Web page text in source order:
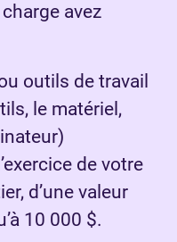
avez
outils de travail
le matériel,
de votre
d’une valeur
10 000 $.